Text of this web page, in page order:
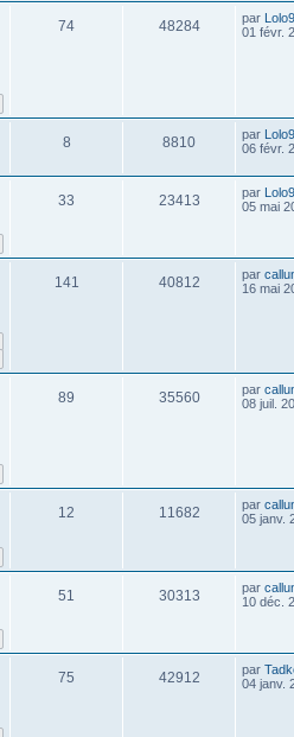
74 48284 par
01 févr.
8 8810 par
06 févr.
33 23413 par
05 mai
141 40812 par
16 mai
89 35560 par
08 juil.
12 11682 par
05 janv.
51 30313 par
10 déc.
75 42912 par
04 janv.